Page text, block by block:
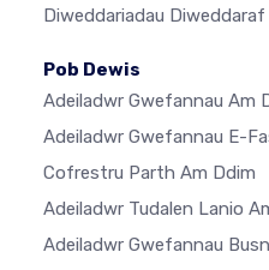
Diweddariadau Diweddaraf
Pob Dewis
Adeiladwr Gwefannau Am
Adeiladwr Gwefannau E-
Cofrestru Parth Am Ddim
Adeiladwr Tudalen Lanio
Adeiladwr Gwefannau